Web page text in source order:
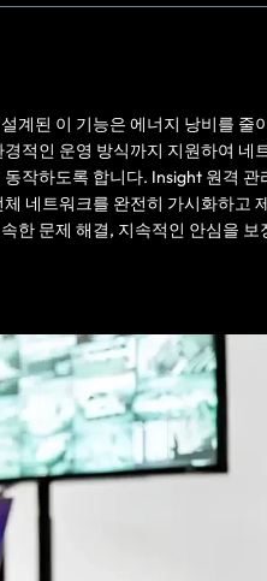
계된 이 기능은 에너지 낭비를 줄
적인 운영 방식까지 지원하여 네
작하도록 합니다. Insight 원격 관
네트워크를 완전히 가시화하고
한 문제 해결, 지속적인 안심을 보